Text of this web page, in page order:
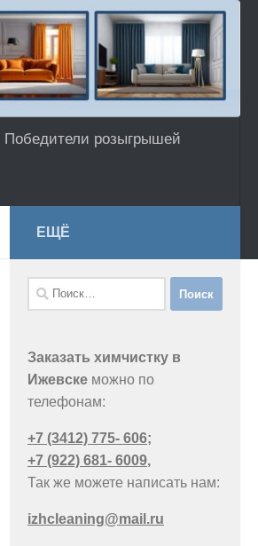
Победители розыгрышей
ЕЩЁ
Найти:
Заказать химчистку в
Ижевске можно по
телефонам:
+7 (3412) 775- 606;
+7 (922) 681- 6009,
Так же можете написать нам:
izhcleaning@mail.ru